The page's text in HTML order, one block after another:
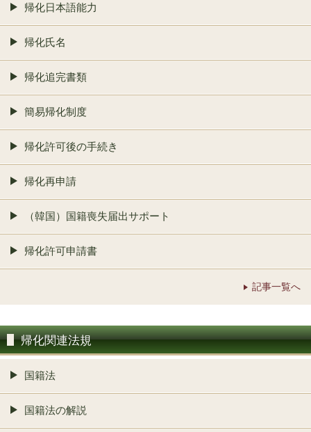
帰化日本語能力
帰化氏名
帰化追完書類
簡易帰化制度
帰化許可後の手続き
帰化再申請
（韓国）国籍喪失届出サポート
帰化許可申請書
記事一覧へ
帰化関連法規
国籍法
国籍法の解説